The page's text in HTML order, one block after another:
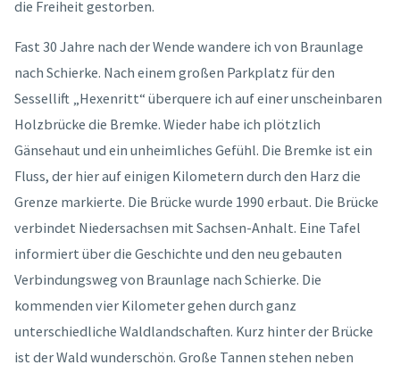
die Freiheit gestorben.
Fast 30 Jahre nach der Wende wandere ich von Braunlage
nach Schierke. Nach einem großen Parkplatz für den
Sessellift „Hexenritt“ überquere ich auf einer unscheinbaren
Holzbrücke die Bremke. Wieder habe ich plötzlich
Gänsehaut und ein unheimliches Gefühl. Die Bremke ist ein
Fluss, der hier auf einigen Kilometern durch den Harz die
Grenze markierte. Die Brücke wurde 1990 erbaut. Die Brücke
verbindet Niedersachsen mit Sachsen-Anhalt. Eine Tafel
informiert über die Geschichte und den neu gebauten
Verbindungsweg von Braunlage nach Schierke. Die
kommenden vier Kilometer gehen durch ganz
unterschiedliche Waldlandschaften. Kurz hinter der Brücke
ist der Wald wunderschön. Große Tannen stehen neben